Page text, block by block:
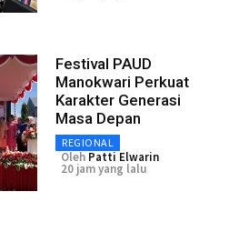
Festival PAUD
Manokwari Perkuat
Karakter Generasi
Masa Depan
REGIONAL
Oleh Patti Elwarin
20 jam yang lalu